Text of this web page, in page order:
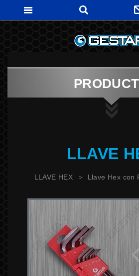
LLAVE
LLAVE HEX Llave Hex con